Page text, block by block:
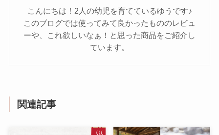
こんにちは！2人の幼児を育てているゆうです♪
このブログでは使ってみて良かったもののレビュ
ーや、これ欲しいなぁ！と思った商品をご紹介し
ています。
関連記事